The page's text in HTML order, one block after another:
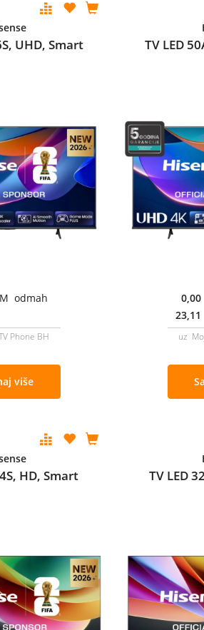
UHD, Smart
odmah
Phone BH
više
TV LED
0,00
23,11
uz
HD, Smart TV LED